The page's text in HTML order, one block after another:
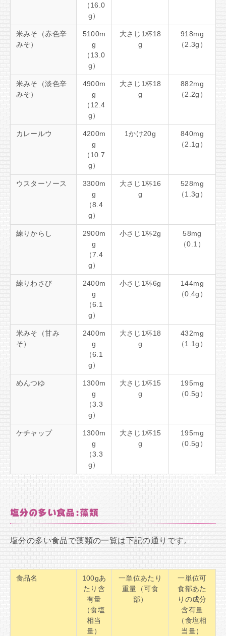
（16.0
g）
米みそ（赤色辛
みそ）
5100m
g
（13.0
g）
大さじ1杯18
g
918mg
（2.3g）
米みそ（淡色辛
みそ）
4900m
g
（12.4
g）
大さじ1杯18
g
882mg
（2.2g）
カレールウ
4200m
g
（10.7
g）
1かけ20g
840mg
（2.1g）
ウスターソース
3300m
g
（8.4
g）
大さじ1杯16
g
528mg
（1.3g）
練りからし
2900m
g
（7.4
g）
小さじ1杯2g
58mg
（0.1）
練りわさび
2400m
g
（6.1
g）
小さじ1杯6g
144mg
（0.4g）
米みそ（甘み
そ）
2400m
g
（6.1
g）
大さじ1杯18
g
432mg
（1.1g）
めんつゆ
1300m
g
（3.3
g）
大さじ1杯15
g
195mg
（0.5g）
ケチャップ
1300m
g
（3.3
g）
大さじ1杯15
g
195mg
（0.5g）
塩分の多い食品:藻類
塩分の多い食品で藻類の一覧は下記の通りです。
食品名
100gあ
たり含
有量
（食塩
相当
量）
一単位あたり
重量（可食
部）
一単位可
食部あた
りの成分
含有量
（食塩相
当量）